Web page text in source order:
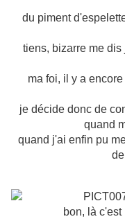
du piment
tiens, bizarre me
ma foi, il y a
je décide donc de
quand
quand j'ai enfin pu
bon, là